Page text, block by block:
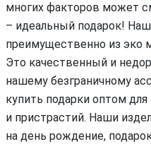
многих факторов может
– идеальный подарок!
преимущественно из эко
Это качественный и
нашему безграничному
купить подарки оптом
и пристрастий. Наши
на день рождение,